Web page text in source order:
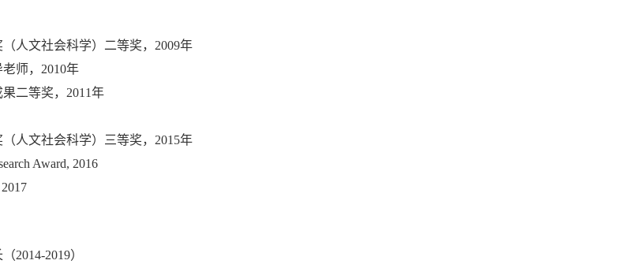
人文社会科学）二等奖，2009年
师，2010年
二等奖，2011年
人文社会科学）三等奖，2015年
Award, 2016
2014-2019）